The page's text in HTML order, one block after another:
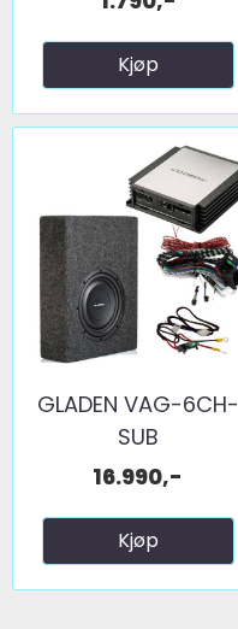
Kjøp
GLADEN VAG-6CH-
SUB
16.990,-
Kjøp